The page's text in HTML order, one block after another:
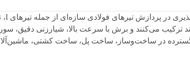
3 بعدی را با اتوماسیون هوشمند ترکیب می‌کنند و برش با سرعت بالا،
گسترده در ساخت‌وساز، ساخت پل، ساخت کشتی،